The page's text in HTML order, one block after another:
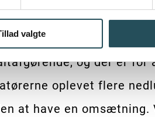
valgte
og der er
oplevet flere
at have en